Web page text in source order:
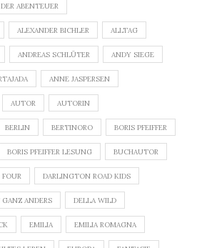
ABENTEUER
ALEXANDER BICHLER ALLTAG
ANDREAS SCHLÜTER ANDY SIEGE
ANNE JASPERSEN
AUTOR AUTORIN
BERLIN BERTINORO BORIS PFEIFFER
BORIS PFEIFFER LESUNG BUCHAUTOR
DARLINGTON ROAD KIDS
ANDERS DELLA WILD
EMILIA EMILIA ROMAGNA